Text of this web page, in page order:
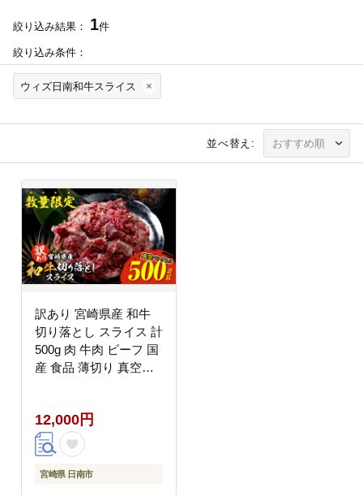
絞り込み結果： 1件
絞り込み条件：
ウィズ日南和牛スライス
並べ替え:
訳あり 宮崎県産 和牛
切り落とし スライス 計
500g 肉 牛肉 ビーフ 国
産 食品 薄切り 真空パ
炒め物 カレー シチュー
おかず お弁当 おつまみ
お祝い 記念日 宮崎県
日南市 送料無料 ウィズ
12,000円
宮崎県 日南市